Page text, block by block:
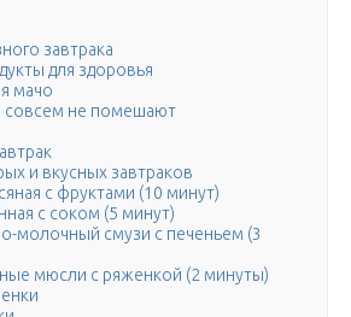
завтрака
для здоровья
мачо
совсем не помешают
и вкусных завтраков
с фруктами (10 минут)
с соком (5 минут)
молочный смузи с печеньем (3
мюсли с ряженкой (2 минуты)